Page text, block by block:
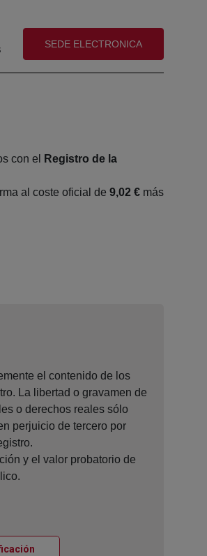
(abre en nueva ventana)
SEDE ELECTRONICA
con el
Registro de la
al coste oficial de 9,02 € más
el contenido de los
La libertad o gravamen de
o derechos reales sólo
perjuicio de tercero por
y el valor probatorio de